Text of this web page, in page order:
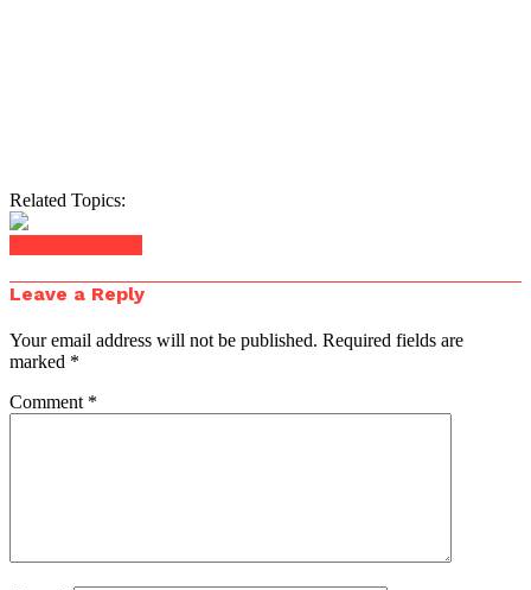
Related Topics:
Leave a Reply
Your email address will not be published. Required fields are
marked *
Comment *